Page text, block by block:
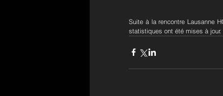
Suite à la rencontre Lausanne
statistiques ont été mises à